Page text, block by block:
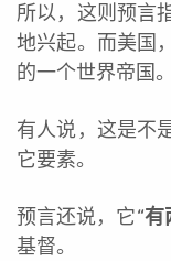
所以，这则预言
地兴起。而美国
的一个世界帝国。
有人说，这是不
它要素。
预言还说，它“有
基督。